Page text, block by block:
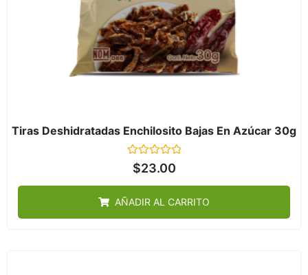
Tiras Deshidratadas Enchilosito Bajas En Azúcar 30g
Valorado
en
5
$23.00
AÑADIR AL CARRITO